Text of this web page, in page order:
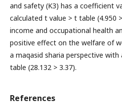
and safety (K3) has a coefficient
calculated t value > t table (4.950
income and occupational health
positive effect on the welfare of
a maqasid sharia perspective with
table (28.132 > 3.37).
References